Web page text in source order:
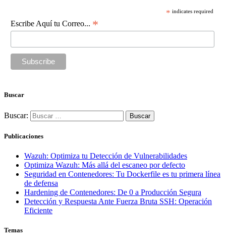
* indicates required
Escribe Aquí tu Correo... *
Buscar
Buscar:
Publicaciones
Wazuh: Optimiza tu Detección de Vulnerabilidades
Optimiza Wazuh: Más allá del escaneo por defecto
Seguridad en Contenedores: Tu Dockerfile es tu primera línea
de defensa
Hardening de Contenedores: De 0 a Producción Segura
Detección y Respuesta Ante Fuerza Bruta SSH: Operación
Eficiente
Temas